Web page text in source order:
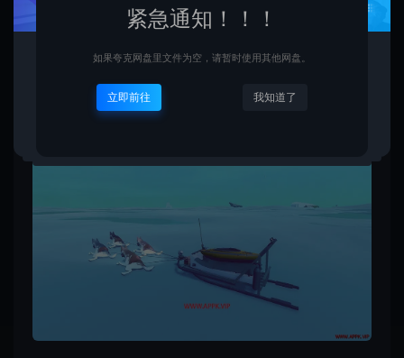
紧急通知！！！
如果夸克网盘里文件为空，请暂时使用其他网盘。
立即前往 我知道了